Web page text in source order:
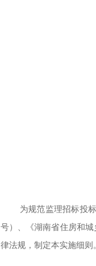
为规范监理招标投
号）、《湖南省住房和
律法规，制定本实施细则